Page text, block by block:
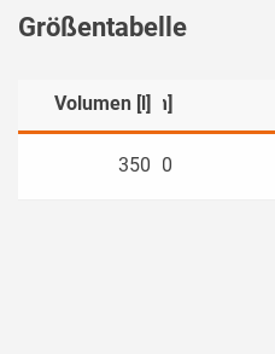
Größentabelle
Volumen [l]
350
Länge/Tiefe [mm]
390